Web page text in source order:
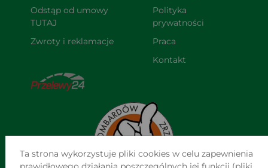
Odstąp od umowy
TUTAJ
Zwroty i reklamacje
Polityka
prywatności
Praca
Kontakt
Ta strona wykorzystuje pliki cookies w celu zapewnienia